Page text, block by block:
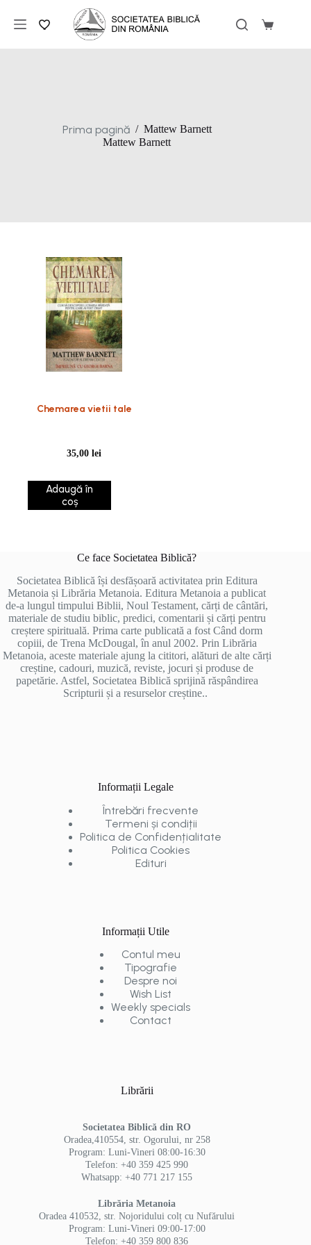
conținut
Coș
Prima pagină / Mattew Barnett
Mattew Barnett
Chemarea vietii tale
35,00lei
Adaugă în
coș
Ce face Societatea Biblică?
Societatea Biblică își desfășoară activitatea prin Editura
Metanoia și Librăria Metanoia. Editura Metanoia a publicat
de-a lungul timpului Biblii, Noul Testament, cărți de cântări,
materiale de studiu biblic, predici, comentarii și cărți pentru
creștere spirituală. Prima carte publicată a fost Când dorm
copiii, de Trena McDougal, în anul 2002. Prin Librăria
Metanoia, aceste materiale ajung la cititori, alături de alte cărți
creștine, cadouri, muzică, reviste, jocuri și produse de
papetărie. Astfel, Societatea Biblică sprijină răspândirea
Scripturii și a resurselor creștine..
Informații Legale
Întrebări frecvente
Termeni și condiții
Politica de Confidențialitate
Politica Cookies
Edituri
Informații Utile
Contul meu
Tipografie
Despre noi
Wish List
Weekly specials
Contact
Librării
Societatea Biblică din RO
Oradea,410554, str. Ogorului, nr 258
Program: Luni-Vineri 08:00-16:30
Telefon: +40 359 425 990
Whatsapp: +40 771 217 155
Librăria Metanoia
Oradea 410532, str. Nojoridului colț cu Nufărului
Program: Luni-Vineri 09:00-17:00
Telefon: +40 359 800 836